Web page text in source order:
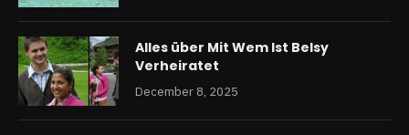
Alles über Mit Wem Ist Belsy
Verheiratet
December 8, 2025